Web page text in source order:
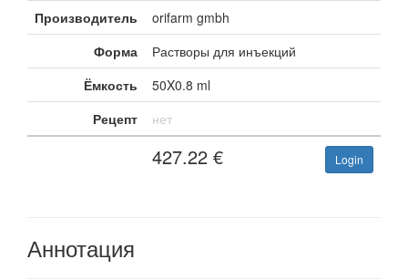
Производитель
orifarm gmbh
Форма
Растворы для инъекций
Ёмкость
50X0.8 ml
Рецепт
нет
427.22 € Login
Аннотация